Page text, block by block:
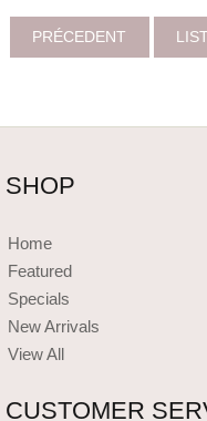
PRÉCEDENT
SHOP
Home
Featured
Specials
New Arrivals
View All
CUSTOMER